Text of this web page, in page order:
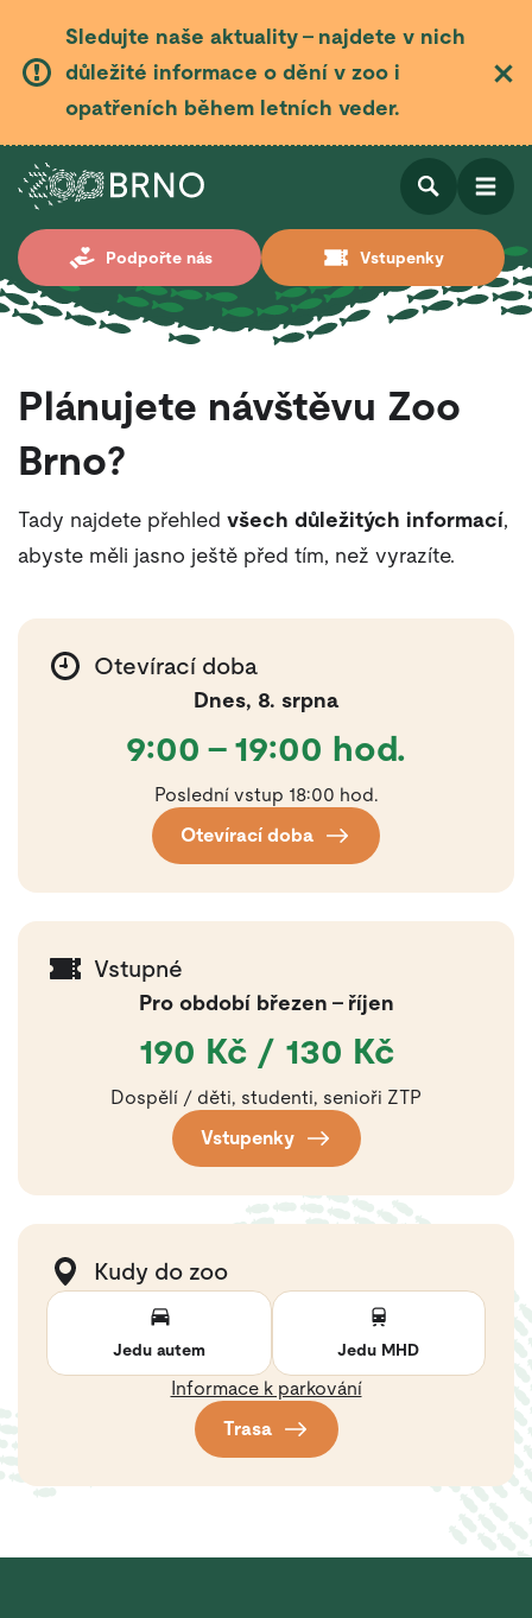
Sledujte naše aktuality – najdete v nich
důležité informace o dění v zoo i
opatřeních během letních veder.
Podpořte nás Vstupenky
Otevřít
Otevřít
Plánujete návštěvu Zoo
Brno?
Tady najdete přehled všech důležitých informací,
abyste měli jasno ještě před tím, než vyrazíte.
Otevírací doba
Dnes, 8. srpna
9:00 – 19:00 hod.
Poslední vstup 18:00 hod.
Otevírací doba
Vstupné
Pro období březen – říjen
190 Kč / 130 Kč
Dospělí / děti, studenti, senioři ZTP
Vstupenky
Kudy do zoo
Jedu autem Jedu MHD
Informace k parkování
Trasa